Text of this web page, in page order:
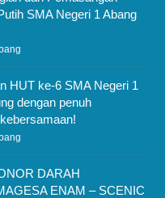
SMA Negeri 1 Abang
HUT ke-6 SMA Negeri 1
dengan penuh
DARAH
ENAM – SCENIC